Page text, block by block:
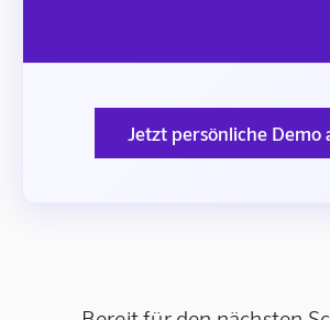
Jetzt persönliche Demo